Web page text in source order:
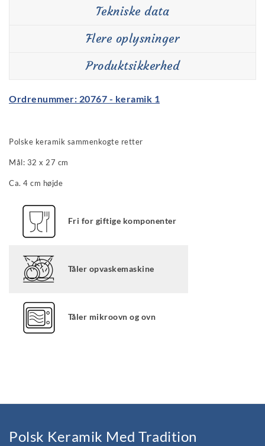
Tekniske data
Flere oplysninger
Produktsikkerhed
Ordrenummer: 20767 - keramik 1
Polske keramik sammenkogte retter
Mål: 32 x 27 cm
Ca. 4 cm højde
Fri for giftige komponenter
Tåler opvaskemaskine
Tåler mikroovn og ovn
Polsk Keramik Med Tradition